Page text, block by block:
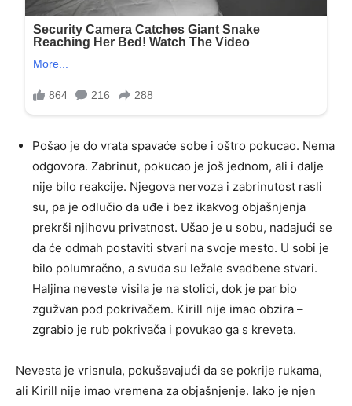
Pošao je do vrata spavaće sobe i oštro pokucao. Nema
odgovora. Zabrinut, pokucao je još jednom, ali i dalje
nije bilo reakcije. Njegova nervoza i zabrinutost rasli
su, pa je odlučio da uđe i bez ikakvog objašnjenja
prekrši njihovu privatnost. Ušao je u sobu, nadajući se
da će odmah postaviti stvari na svoje mesto. U sobi je
bilo polumračno, a svuda su ležale svadbene stvari.
Haljina neveste visila je na stolici, dok je par bio
zgužvan pod pokrivačem. Kirill nije imao obzira –
zgrabio je rub pokrivača i povukao ga s kreveta.
Nevesta je vrisnula, pokušavajući da se pokrije rukama,
ali Kirill nije imao vremena za objašnjenje. Iako je njen